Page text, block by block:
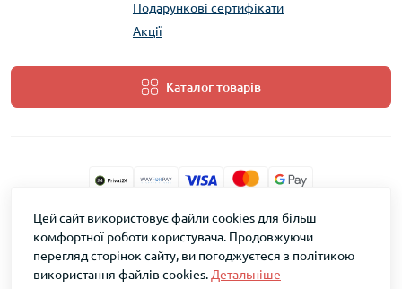
Подарункові сертифікати
Акції
Каталог товарів
ТМ Скарб © 2026
Цей сайт використовує файли cookies для більш
комфортної роботи користувача. Продовжуючи
перегляд сторінок сайту, ви погоджуєтеся з політикою
використання файлів cookies. Детальніше